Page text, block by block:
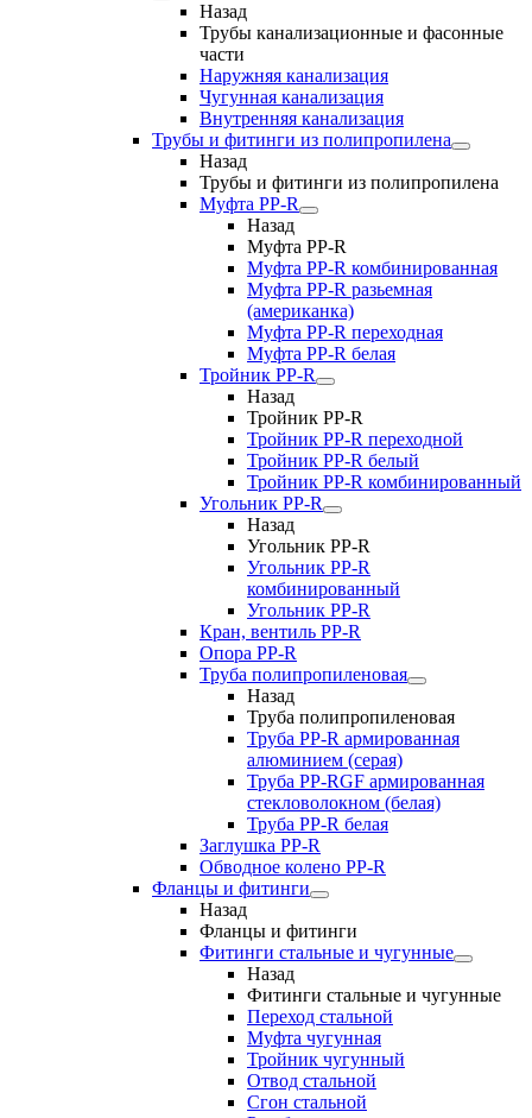
Назад
Трубы канализационные и фасонные
части
Наружняя канализация
Чугунная канализация
Внутренняя канализация
Трубы и фитинги из полипропилена
Назад
Трубы и фитинги из полипропилена
Муфта PP-R
Назад
Муфта PP-R
Муфта РР-R комбинированная
Муфта РР-R разьемная
(американка)
Муфта РР-R переходная
Муфта РР-R белая
Тройник PP-R
Назад
Тройник PP-R
Тройник РР-R переходной
Тройник РР-R белый
Тройник РР-R комбинированный
Угольник PP-R
Назад
Угольник PP-R
Угольник РР-R
комбинированный
Угольник РР-R
Кран, вентиль PP-R
Опора PP-R
Труба полипропиленовая
Назад
Труба полипропиленовая
Труба PP-R армированная
алюминием (серая)
Труба PP-RGF армированная
стекловолокном (белая)
Труба РР-R белая
Заглушка PP-R
Обводное колено PP-R
Фланцы и фитинги
Назад
Фланцы и фитинги
Фитинги стальные и чугунные
Назад
Фитинги стальные и чугунные
Переход стальной
Муфта чугунная
Тройник чугунный
Отвод стальной
Сгон стальной